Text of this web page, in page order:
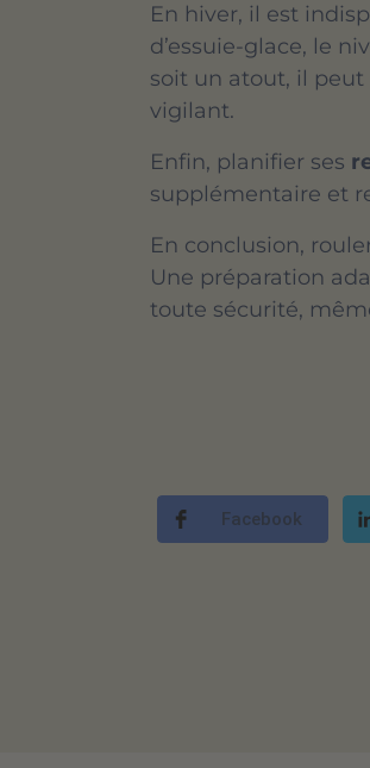
En hiver, il est
d’essuie-glace, le
soit un atout, il
vigilant.
Enfin, planifier ses
supplémentaire et
En conclusion,
Une préparation
toute sécurité,
Facebook